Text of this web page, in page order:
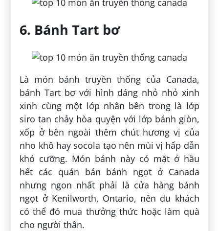
6. Bánh Tart bơ
Là món bánh truyền thống của Canada,
bánh Tart bơ với hình dáng nhỏ nhỏ xinh
xinh cùng một lớp nhân bên trong là lớp
siro tan chảy hòa quyện với lớp bánh giòn,
xốp ở bên ngoài thêm chút hương vị của
nho khô hay socola tạo nên mùi vị hấp dẫn
khó cưỡng. Món bánh này có mặt ở hầu
hết các quán bán bánh ngọt ở Canada
nhưng ngon nhất phải là cửa hàng bánh
ngọt ở Kenilworth, Ontario, nên du khách
có thể đó mua thưởng thức hoặc làm quà
cho người thân.